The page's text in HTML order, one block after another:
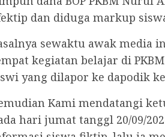
dan diduga markup
sewaktu awak media
kegiatan belajar di
yang dilapor ke dapodik
Kami mendatangi
hari jumat tanggl 20/09/